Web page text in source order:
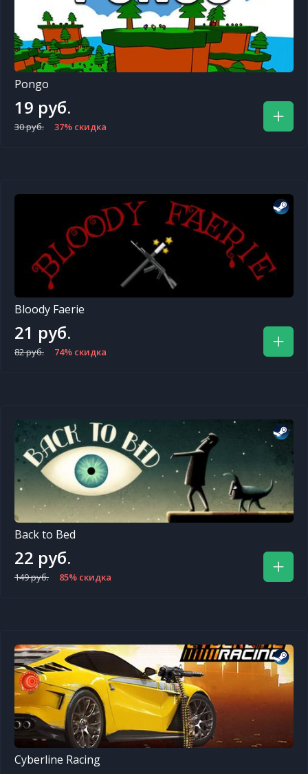
Pongo
19 руб.
30 руб. 37% скидка
Bloody Faerie
21 руб.
82 руб. 74% скидка
Back to Bed
22 руб.
149 руб. 85% скидка
Cyberline Racing